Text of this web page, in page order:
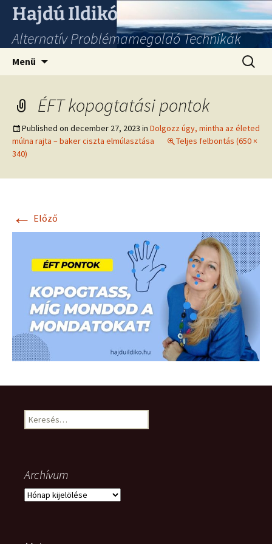
Hajdú Ildikó
Alternatív Problémamegoldó Technikák
Menü
ÉFT kopogtatási pontok
Published on december 27, 2023 in Dolgozz úgy, mintha az életed
múlna rajta – baker ciszta elmúlasztása
Teljes felbontás (650 ×
340)
← Előző
Keresés:
Archívum
Archívum